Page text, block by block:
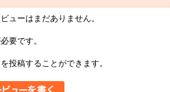
ューはまだありません。
要です。
投稿することができます。